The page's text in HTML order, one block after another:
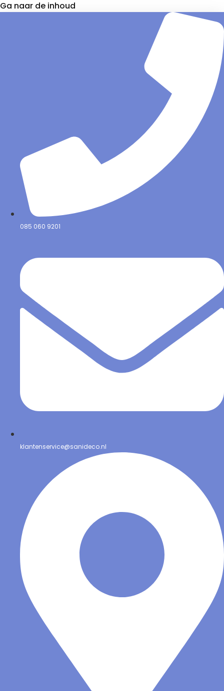
Ga naar de inhoud
085 060 9201
klantenservice@sanideco.nl